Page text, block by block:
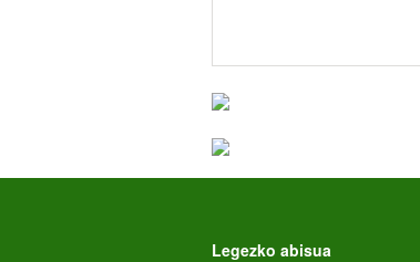
Legezko abisua